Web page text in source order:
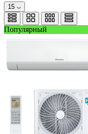
15
Популярный